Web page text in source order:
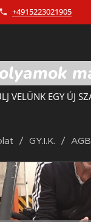
+4915223021905
VELÜNK EGY ÚJ
GY.I.K. AGB